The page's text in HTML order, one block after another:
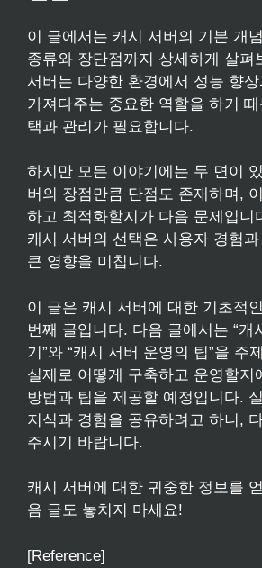
이 글에서는 캐시 서버의 기본 개
종류와 장단점까지 상세하게 살펴
서버는 다양한 환경에서 성능 향
가져다주는 중요한 역할을 하기
택과 관리가 필요합니다.
하지만 모든 이야기에는 두 면이
버의 장점만큼 단점도 존재하며,
하고 최적화할지가 다음 문제입니
캐시 서버의 선택은 사용자 경험
큰 영향을 미칩니다.
이 글은 캐시 서버에 대한 기초적
번째 글입니다. 다음 글에서는 “캐
기”와 “캐시 서버 운영의 팁”을 주
실제로 어떻게 구축하고 운영할지
방법과 팁을 제공할 예정입니다.
지식과 경험을 공유하려고 하니,
주시기 바랍니다.
캐시 서버에 대한 귀중한 정보를
음 글도 놓치지 마세요!
[Reference]